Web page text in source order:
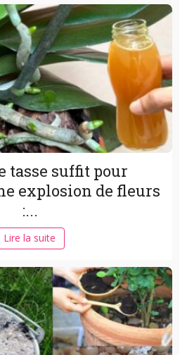
tasse suffit pour
explosion de fleurs
:...
Lire la suite